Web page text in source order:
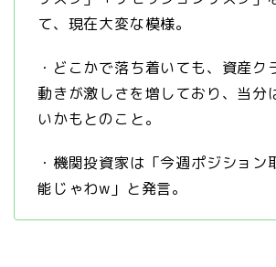
て、現在大変な模様。
・どこかで落ち着いても、資産ク
動きが激しさを増しており、当分
いかもとのこと。
・機関投資家は「今週ポジション
能じゃわw」と発言。